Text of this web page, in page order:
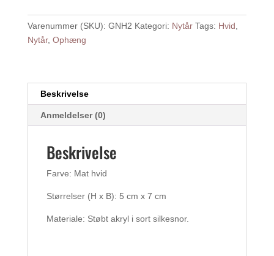
-
2
stk.
Varenummer (SKU): GNH2 Kategori: Nytår Tags: Hvid,
Nytår, Ophæng
Beskrivelse
Anmeldelser (0)
Beskrivelse
Farve: Mat hvid
Størrelser (H x B): 5 cm x 7 cm
Materiale: Støbt akryl i sort silkesnor.